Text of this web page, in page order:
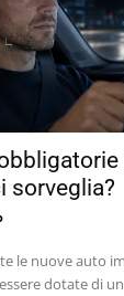
sorveglia?
le nuove auto
dotate di